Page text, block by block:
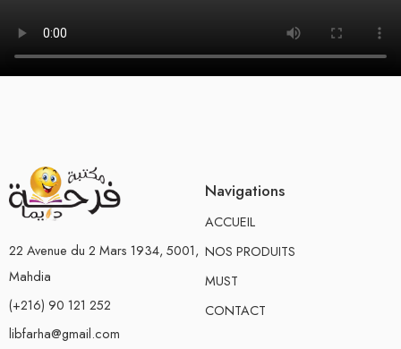
22 Avenue du 2 Mars 1934, 5001,
Mahdia
(+216) 90 121 252
libfarha@gmail.com
Navigations
ACCUEIL
NOS PRODUITS
MUST
CONTACT